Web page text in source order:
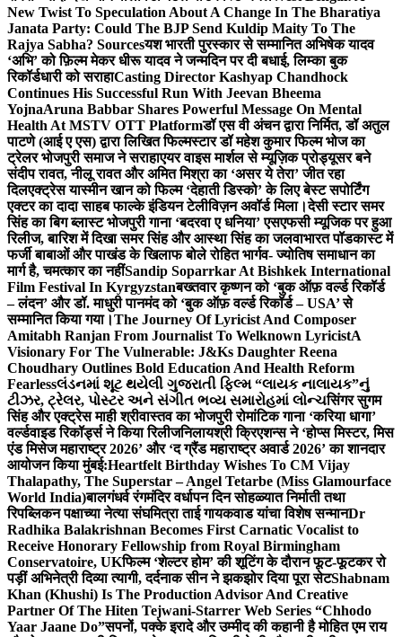
New Twist To Speculation About A Change In The Bharatiya
Janata Party: Could The BJP Send Kuldip Maity To The
Rajya Sabha? Sourcesयश भारती पुरस्कार से सम्मानित अभिषेक यादव
‘अभि’ को फ़िल्म मेकर धीरू यादव ने जन्मदिन पर दी बधाई, लिम्का बुक
रिकॉर्डधारी को सराहाCasting Director Kashyap Chandhock
Continues His Successful Run With Jeevan Bheema
YojnaAruna Babbar Shares Powerful Message On Mental
Health At MSTV OTT Platformडॉ एस वी अंचन द्वारा निर्मित, डॉ अतुल
पाटणे (आई ए एस) द्वारा लिखित फिल्मस्टार डॉ महेश कुमार फिल्म भोज का
ट्रेलर भोजपुरी समाज ने सराहाएयर वाइस मार्शल से म्यूज़िक प्रोड्यूसर बने
संदीप रावत, नीलू रावत और अमित मिश्रा का ‘असर ये तेरा’ जीत रहा
दिलएक्ट्रेस यास्मीन खान को फिल्म ‘देहाती डिस्को’ के लिए बेस्ट सपोर्टिंग
एक्टर का दादा साहब फाल्के इंडियन टेलीविज़न अवॉर्ड मिला।देसी स्टार समर
सिंह का बिग ब्लास्ट भोजपुरी गाना ‘बदरवा ए धनिया’ एसएफसी म्यूजिक पर हुआ
रिलीज, बारिश में दिखा समर सिंह और आस्था सिंह का जलवाभारत पॉडकास्ट में
फर्जी बाबाओं और पाखंड के खिलाफ बोले रोहित भार्गव- ज्योतिष समाधान का
मार्ग है, चमत्कार का नहींSandip Soparrkar At Bishkek International
Film Festival In Kyrgyzstanबख्तवार कृष्णन को ‘बुक ऑफ़ वर्ल्ड रिकॉर्ड
– लंदन’ और डॉ. माधुरी पानमंद को ‘बुक ऑफ़ वर्ल्ड रिकॉर्ड – USA’ से
सम्मानित किया गया।The Journey Of Lyricist And Composer
Amitabh Ranjan From Journalist To Welknown LyricistA
Visionary For The Vulnerable: J&Ks Daughter Reena
Choudhary Outlines Bold Education And Health Reform
Fearlessલંડનમાં શૂટ થયેલી ગુજરાતી ફિલ્મ “લાયક નાલાયક”નું
ટીઝર, ટ્રેલર, પોસ્ટર અને સંગીત ભવ્ય સમારોહમાં લોન્ચसिंगर सुगम
सिंह और एक्ट्रेस माही श्रीवास्तव का भोजपुरी रोमांटिक गाना ‘करिया धागा’
वर्ल्डवाइड रिकॉर्ड्स ने किया रिलीजनिलायश्री क्रिएशन्स ने ‘होप्स मिस्टर, मिस
एंड मिसेज महाराष्ट्र 2026’ और ‘द ग्रैंड महाराष्ट्र अवार्ड 2026’ का शानदार
आयोजन किया मुंबई:Heartfelt Birthday Wishes To CM Vijay
Thalapathy, The Superstar – Angel Tetarbe (Miss Glamourface
World India)बालगंधर्व रंगमंदिर वर्धापन दिन सोहळ्यात निर्माती तथा
रिपब्लिकन पक्षाच्या नेत्या संघमित्रा ताई गायकवाड यांचा विशेष सन्मानDr
Radhika Balakrishnan Becomes First Carnatic Vocalist to
Receive Honorary Fellowship from Royal Birmingham
Conservatoire, UKफिल्म ‘शेल्टर होम’ की शूटिंग के दौरान फूट-फूटकर रो
पड़ीं अभिनेत्री दिव्या त्यागी, दर्दनाक सीन ने झकझोर दिया पूरा सेटShabnam
Khan (Khushi) Is The Production Advisor And Creative
Partner Of The Hiten Tejwani-Starrer Web Series “Chhodo
Yaar Jaane Do”सपनों, पक्के इरादे और उम्मीद की कहानी है मोहित एम राय